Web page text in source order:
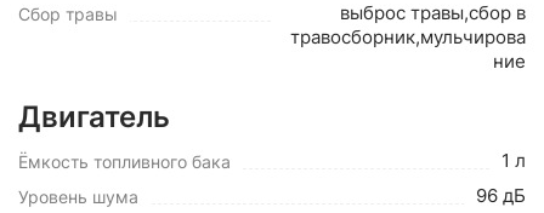
Сбор травы
выброс травы,сбор в
травосборник,мульчирова
ние
Двигатель
Ёмкость топливного бака 1 л
Уровень шума 96 дБ